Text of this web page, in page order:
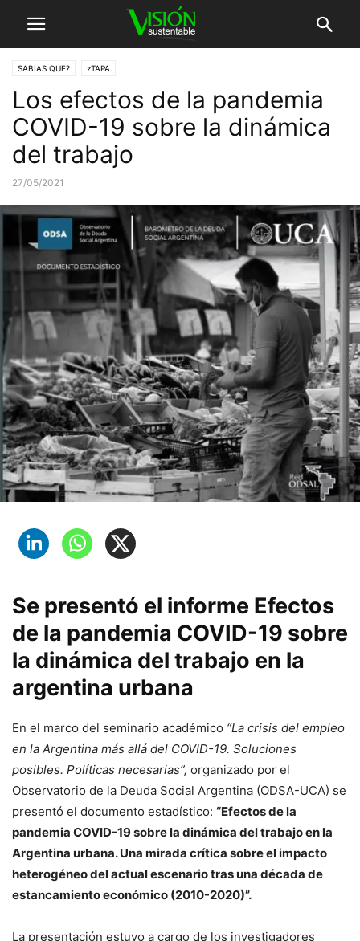
SABIAS QUE? zTAPA
Los efectos de la pandemia
COVID-19 sobre la dinámica
del trabajo
27/05/2021
Se presentó el informe Efectos
de la pandemia COVID-19 sobre
la dinámica del trabajo en la
argentina urbana
En el marco del seminario académico “La crisis del empleo
en la Argentina más allá del COVID-19. Soluciones
posibles. Políticas necesarias”, organizado por el
Observatorio de la Deuda Social Argentina (ODSA-UCA) se
presentó el documento estadístico: “Efectos de la
pandemia COVID-19 sobre la dinámica del trabajo en la
Argentina urbana. Una mirada crítica sobre el impacto
heterogéneo del actual escenario tras una década de
estancamiento económico (2010-2020)”.
La presentación estuvo a cargo de los investigadores